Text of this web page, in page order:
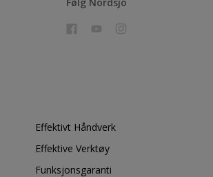
Effektivt Håndverk
Effektive Verktøy
Funksjonsgaranti